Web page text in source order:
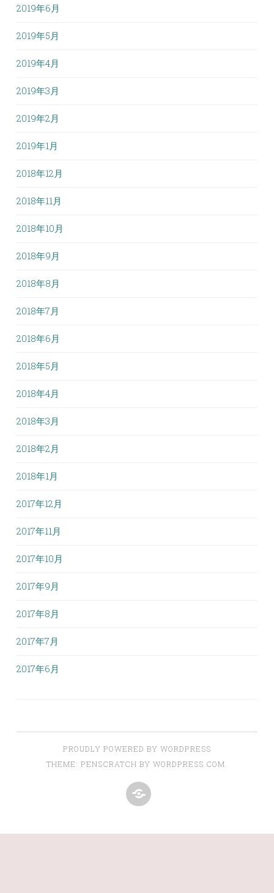
2019年6月
2019年5月
2019年4月
2019年3月
2019年2月
2019年1月
2018年12月
2018年11月
2018年10月
2018年9月
2018年8月
2018年7月
2018年6月
2018年5月
2018年4月
2018年3月
2018年2月
2018年1月
2017年12月
2017年11月
2017年10月
2017年9月
2017年8月
2017年7月
2017年6月
PROUDLY POWERED BY WORDPRESS
THEME: PENSCRATCH BY WORDPRESS.COM